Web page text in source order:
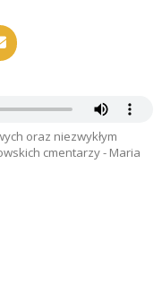
oraz niezwykłym
cmentarzy - Maria